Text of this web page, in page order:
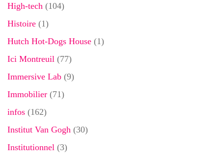
High-tech (104)
Histoire (1)
Hutch Hot-Dogs House (1)
Ici Montreuil (77)
Immersive Lab (9)
Immobilier (71)
infos (162)
Institut Van Gogh (30)
Institutionnel (3)